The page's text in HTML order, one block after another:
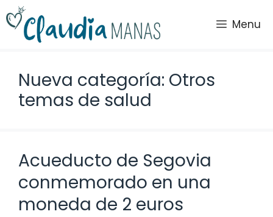
Saltar
al
contenido
Menu
Nueva categoría: Otros
temas de salud
Acueducto de Segovia
conmemorado en una
moneda de 2 euros